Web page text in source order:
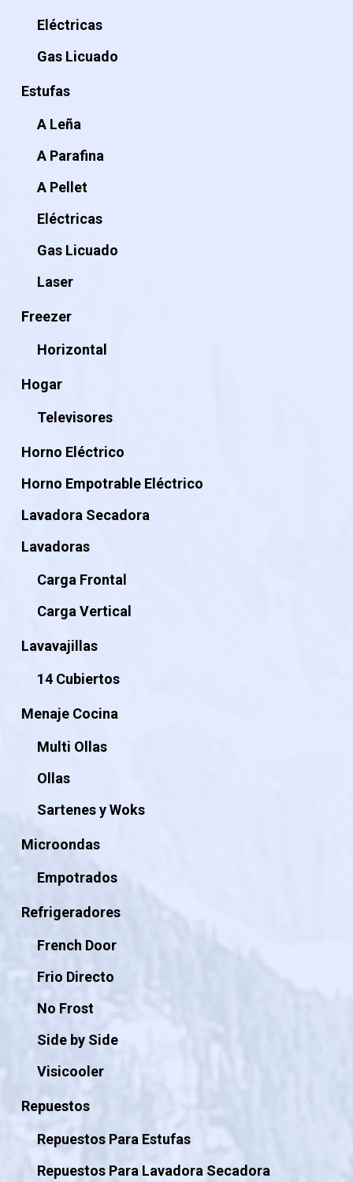
Eléctricas
Gas Licuado
Estufas
A Leña
A Parafina
A Pellet
Eléctricas
Gas Licuado
Laser
Freezer
Horizontal
Hogar
Televisores
Horno Eléctrico
Horno Empotrable Eléctrico
Lavadora Secadora
Lavadoras
Carga Frontal
Carga Vertical
Lavavajillas
14 Cubiertos
Menaje Cocina
Multi Ollas
Ollas
Sartenes y Woks
Microondas
Empotrados
Refrigeradores
French Door
Frio Directo
No Frost
Side by Side
Visicooler
Repuestos
Repuestos Para Estufas
Repuestos Para Lavadora Secadora